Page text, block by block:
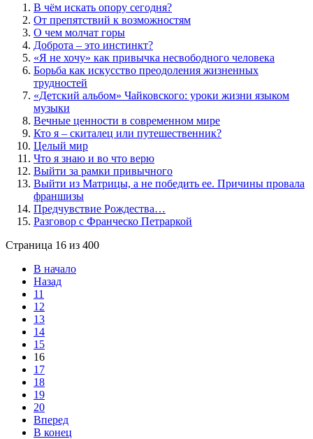
В чём искать опору сегодня?
От препятствий к возможностям
О чем молчат горы
Доброта – это инстинкт?
«Я не хочу» как привычка несвободного человека
Борьба как искусство преодоления жизненных
трудностей
«Детский альбом» Чайковского: уроки жизни языком
музыки
Вечные ценности в современном мире
Кто я – скиталец или путешественник?
Целый мир
Что я знаю и во что верю
Выйти за рамки привычного
Выйти из Матрицы, а не победить ее. Причины провала
франшизы
Предчувствие Рождества…
Разговор с Франческо Петраркой
Страница 16 из 400
В начало
Назад
11
12
13
14
15
16
17
18
19
20
Вперед
В конец